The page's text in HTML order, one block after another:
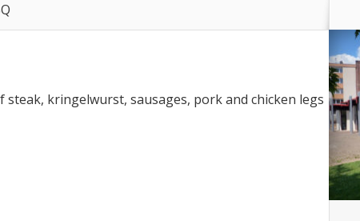
kringelwurst, sausages, pork and chicken legs